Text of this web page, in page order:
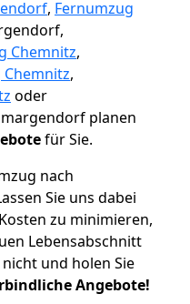
, Fernumzug
Chemnitz,
,
oder
planen
für Sie.
nach
Sie uns dabei
zu minimieren,
Lebensabschnitt
und holen Sie
Angebote!